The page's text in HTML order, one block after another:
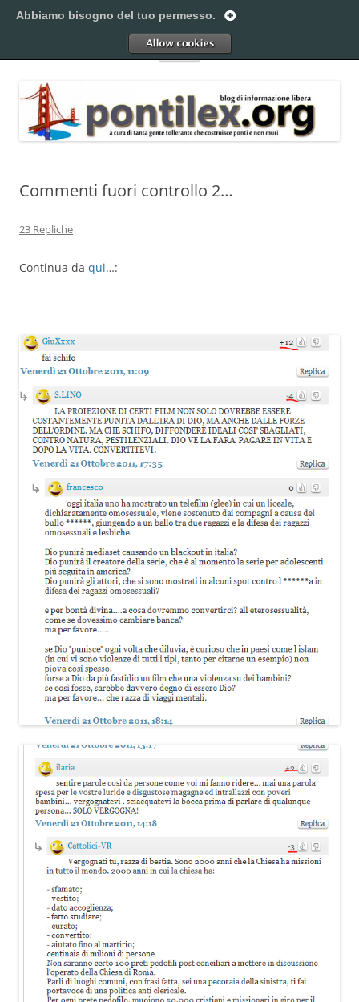
al
Pontilex
Menu
Commenti fuori controllo 2…
23 Repliche
Continua da qui…:
Abbiamo bisogno del tuo permesso.